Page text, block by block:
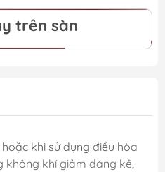
trên sàn
khi sử dụng điều hòa
không khí giảm đáng kể,